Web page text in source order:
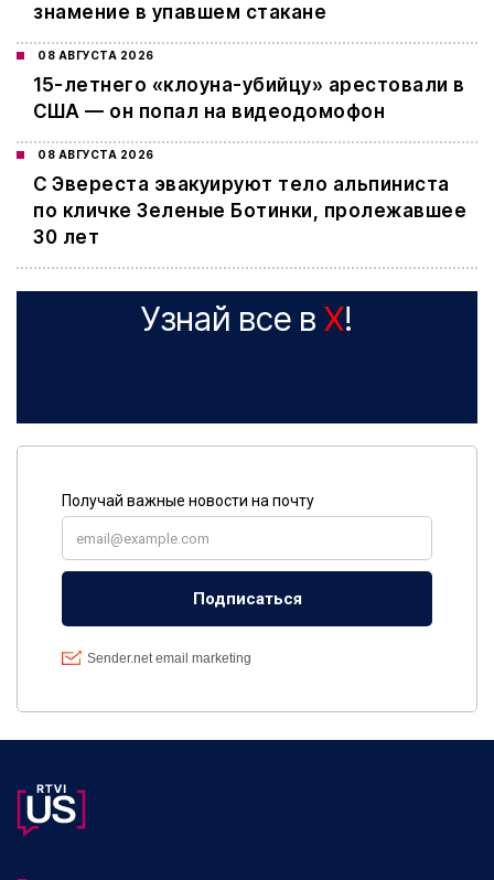
знамение в упавшем стакане
08 АВГУСТА 2026
15-летнего «клоуна-убийцу» арестовали в
США — он попал на видеодомофон
08 АВГУСТА 2026
С Эвереста эвакуируют тело альпиниста
по кличке Зеленые Ботинки, пролежавшее
30 лет
Узнай все в X!